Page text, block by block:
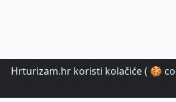
Hrturizam.hr koristi kolačiće ( 🍪